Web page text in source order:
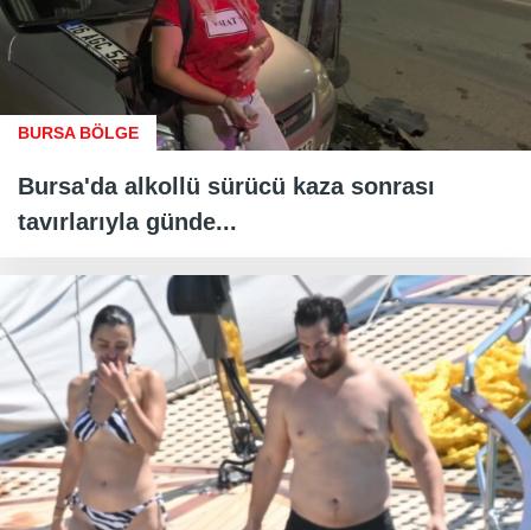
BURSA BÖLGE
Bursa'da alkollü sürücü kaza sonrası
tavırlarıyla günde...